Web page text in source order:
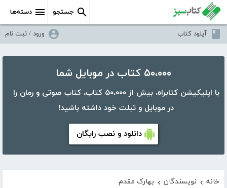
دسته‌ها جستجو
آپلود کتاب ورود / ثبت نام
۵۰،۰۰۰ کتاب در موبایل شما
با اپلیکیشن کتابراه، بیش از ۵۰،۰۰۰ کتاب، کتاب صوتی و رمان را
در موبایل و تبلت خود داشته باشید!
دانلود و نصب رایگان
خانه › نویسندگان › بهارک مقدم